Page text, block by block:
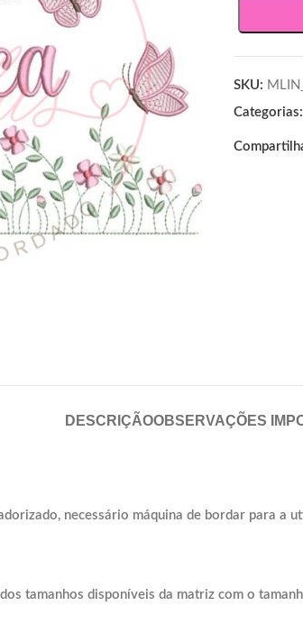
SKU:
Categorias:
DESCRIÇÃOOBSERVAÇÕES
necessário máquina de bordar para a
tamanhos disponíveis da matriz com o